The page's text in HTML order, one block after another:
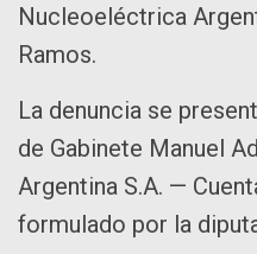
Nucleoeléctrica
Ramos.
La denuncia se
de Gabinete Manuel
Argentina S.A. —
formulado por la